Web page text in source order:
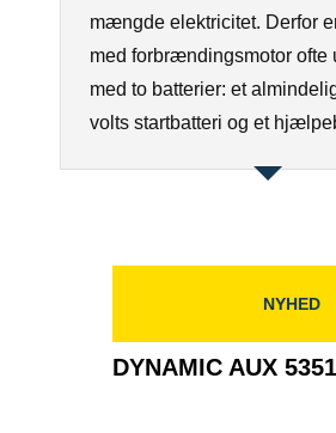
mængde elektricitet. Derfor
med forbrændingsmotor ofte
med to batterier: et
volts startbatteri og et
NYHED
DYNAMIC AUX